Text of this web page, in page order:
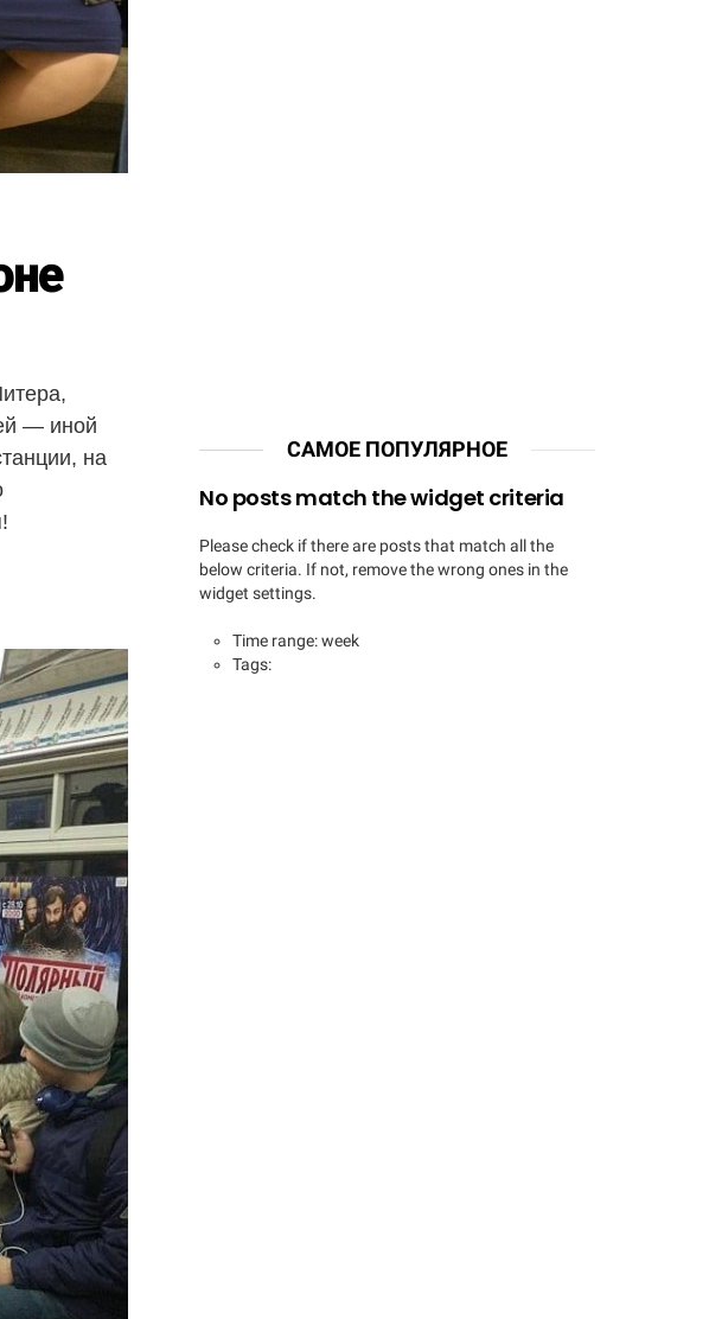
— иной
на
САМОЕ ПОПУЛЯРНОЕ
No posts match the widget criteria
Please check if there are posts that match all the
below criteria. If not, remove the wrong ones in the
widget settings.
Time range: week
Tags: